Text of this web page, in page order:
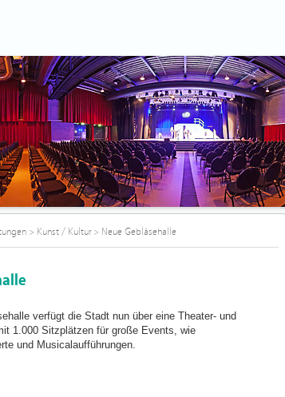
> Kunst / Kultur> Neue Gebläsehalle
verfügt die Stadt nun über eine Theater- und
1.000 Sitzplätzen für große Events, wie
und Musicalaufführungen.